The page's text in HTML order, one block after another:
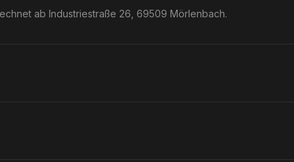
ab Industriestraße 26, 69509 Mörlenbach.